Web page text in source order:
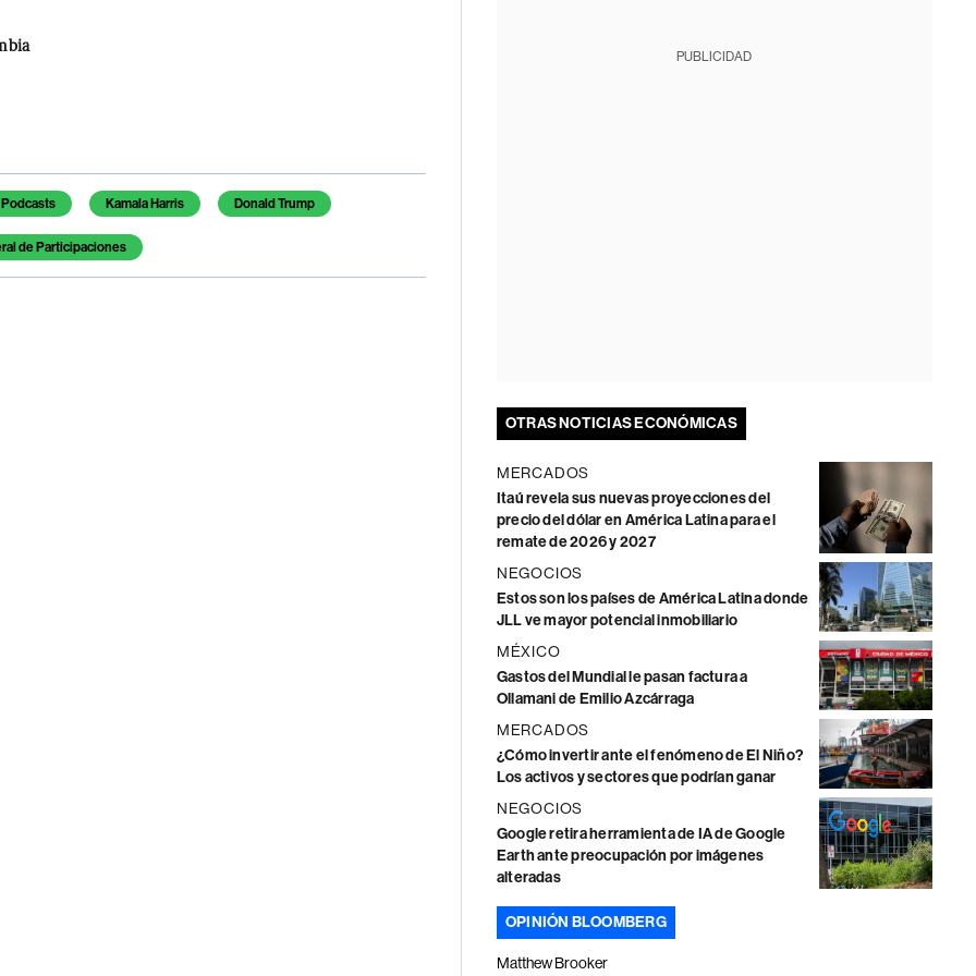
Podcasts Kamala Harris Donald Trump
de Participaciones
PUBLICIDAD
OTRAS NOTICIAS ECONÓMICAS
MERCADOS
Itaú revela sus nuevas proyecciones del
precio del dólar en América Latina para el
remate de 2026 y 2027
NEGOCIOS
Estos son los países de América Latina donde
JLL ve mayor potencial inmobiliario
MÉXICO
Gastos del Mundial le pasan factura a
Ollamani de Emilio Azcárraga
MERCADOS
¿Cómo invertir ante el fenómeno de El Niño?
Los activos y sectores que podrían ganar
NEGOCIOS
Google retira herramienta de IA de Google
Earth ante preocupación por imágenes
alteradas
OPINIÓN BLOOMBERG
Matthew Brooker